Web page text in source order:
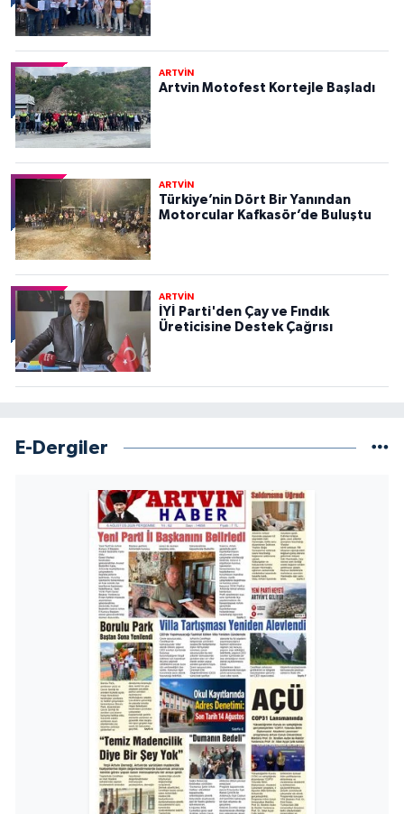
ARTVİN
Artvin Motofest Kortejle Başladı
ARTVİN
Türkiye’nin Dört Bir Yanından
Motorcular Kafkasör’de Buluştu
ARTVİN
İYİ Parti'den Çay ve Fındık
Üreticisine Destek Çağrısı
E-Dergiler